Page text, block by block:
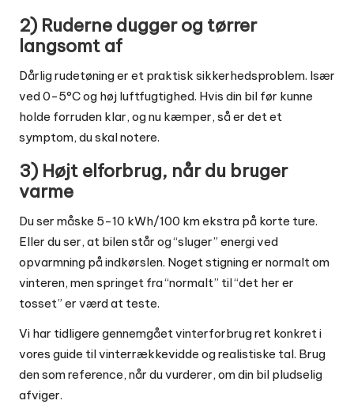
2) Ruderne dugger og tørrer
langsomt af
Dårlig rudetøning er et praktisk sikkerhedsproblem. Især
ved 0-5°C og høj luftfugtighed. Hvis din bil før kunne
holde forruden klar, og nu kæmper, så er det et
symptom, du skal notere.
3) Højt elforbrug, når du bruger
varme
Du ser måske 5-10 kWh/100 km ekstra på korte ture.
Eller du ser, at bilen står og “sluger” energi ved
opvarmning på indkørslen. Noget stigning er normalt om
vinteren, men springet fra “normalt” til “det her er
tosset” er værd at teste.
Vi har tidligere gennemgået vinterforbrug ret konkret i
vores guide til vinterrækkevidde og realistiske tal. Brug
den som reference, når du vurderer, om din bil pludselig
afviger.